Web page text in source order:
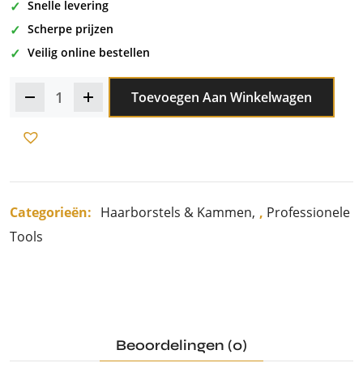
Snelle levering
Scherpe prijzen
Veilig online bestellen
Toevoegen Aan Winkelwagen
Categorieën: Haarborstels & Kammen , Professionele
Tools
Beoordelingen (0)